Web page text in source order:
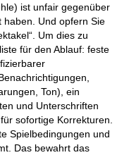
ist unfair gegenüber
Und opfern Sie
Um dies zu
für den Ablauf: feste
Ton), ein
und Unterschriften
sofortige Korrekturen.
Spielbedingungen und
Das bewahrt das